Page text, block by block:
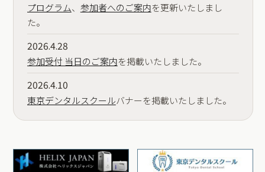
プログラム、 参加者へのご案内を更新いたしまし
た。
2026.4.28
参加受付 当日のご案内を掲載いたしました。
2026.4.10
東京デンタルスクールバナーを掲載いたしました。
2026.3.3
2026.2.22